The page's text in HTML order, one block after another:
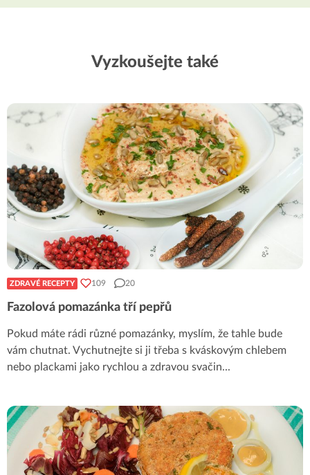
Vyzkoušejte také
ZDRAVÉ RECEPTY 109 20
Fazolová pomazánka tří pepřů
Pokud máte rádi různé pomazánky, myslím, že tahle bude
vám chutnat. Vychutnejte si ji třeba s kváskovým chlebem
nebo plackami jako rychlou a zdravou svačin...